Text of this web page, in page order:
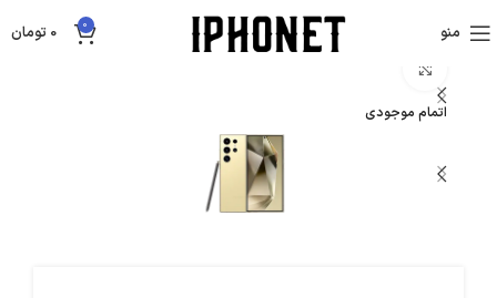
منو 0
0 تومان
اتمام موجودی